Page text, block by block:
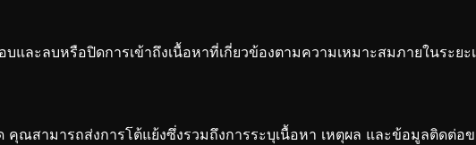
และลบหรือปิดการเข้าถึงเนื้อหาที่เกี่ยวข้องตามความเหมาะสมภายในระยะ
ณสามารถส่งการโต้แย้งซึ่งรวมถึงการระบุเนื้อหา เหตุผล และข้อมูลติดต่อ